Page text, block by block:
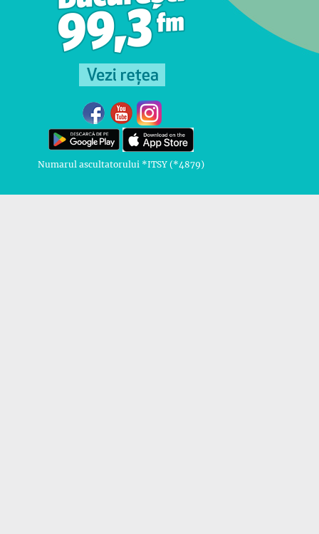
Numarul ascultatorului *ITSY (*4879)